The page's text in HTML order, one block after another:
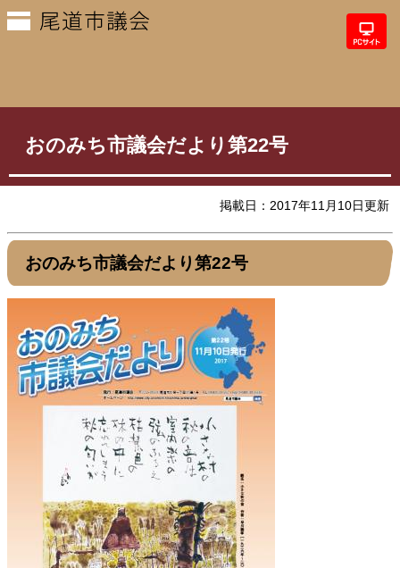
おのみち市議会だより第22号
掲載日：2017年11月10日更新
おのみち市議会だより第22号